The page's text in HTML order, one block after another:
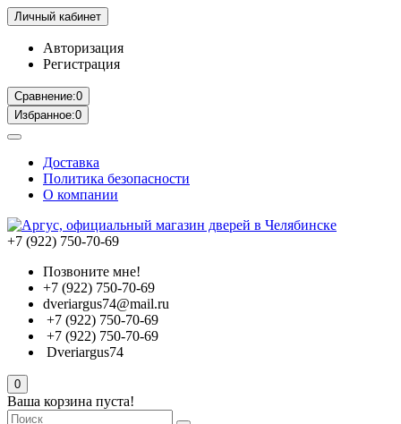
Личный кабинет
Авторизация
Регистрация
Сравнение:0
Избранное:0
Доставка
Политика безопасности
О компании
+7 (922) 750-70-69
Позвоните мне!
+7 (922) 750-70-69
dveriargus74@mail.ru
+7 (922) 750-70-69
+7 (922) 750-70-69
Dveriargus74
0
Ваша корзина пуста!